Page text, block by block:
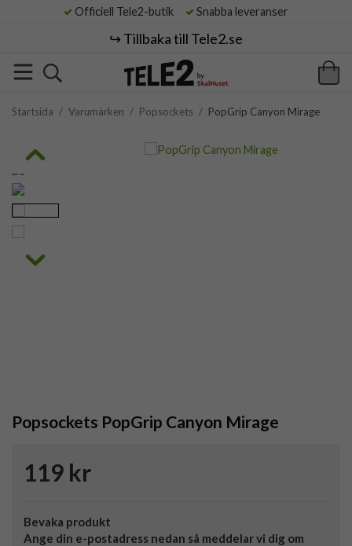
Officiell Tele2-butik Snabba leveranser
↪️ Tillbaka till Tele2.se
Startsida / Varumärken / Popsockets / PopGrip Canyon Mirage
Popsockets PopGrip Canyon Mirage
119 kr
Bevaka produkt
Ange din e-postadress nedan så meddelar vi dig om